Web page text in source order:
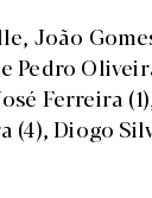
João
Pedro
Ferreira
Diogo